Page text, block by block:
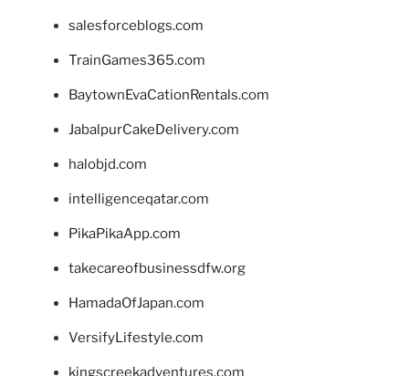
salesforceblogs.com
TrainGames365.com
BaytownEvaCationRentals.com
JabalpurCakeDelivery.com
halobjd.com
intelligenceqatar.com
PikaPikaApp.com
takecareofbusinessdfw.org
HamadaOfJapan.com
VersifyLifestyle.com
kingscreekadventures.com